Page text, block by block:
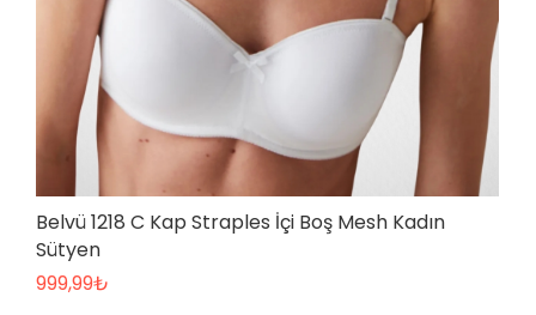
Belvü 1218 C Kap Straples İçi Boş Mesh Kadın
Sütyen
999,99₺